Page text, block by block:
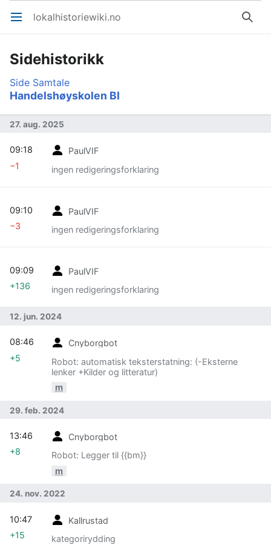
Åpne hovedmenyen lokalhistoriewiki.no Søk
Sidehistorikk
Side Samtale
Handelshøyskolen BI
27. aug. 2025
PaulVIF
ingen redigeringsforklaring
09:18
−1
PaulVIF
ingen redigeringsforklaring
09:10
−3
PaulVIF
ingen redigeringsforklaring
09:09
+136
12. jun. 2024
Cnyborgbot
Robot: automatisk teksterstatning: (-Eksterne
lenker +Kilder og litteratur)
m
08:46
+5
29. feb. 2024
Cnyborgbot
Robot: Legger til {{bm}}
m
13:46
+8
24. nov. 2022
Kallrustad
kategorirydding
10:47
+15